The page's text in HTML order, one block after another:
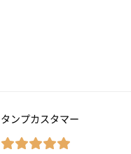
タンプカスタマー